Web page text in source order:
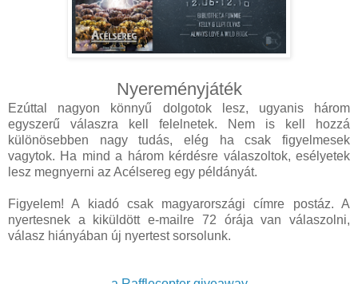
Nyereményjáték
Ezúttal nagyon könnyű dolgotok lesz, ugyanis három
egyszerű válaszra kell felelnetek. Nem is kell hozzá
különösebben nagy tudás, elég ha csak figyelmesek
vagytok. Ha mind a három kérdésre válaszoltok, esélyetek
lesz megnyerni az Acélsereg egy példányát.
Figyelem! A kiadó csak magyarországi címre postáz. A
nyertesnek a kiküldött e-mailre 72 órája van válaszolni,
válasz hiányában új nyertest sorsolunk.